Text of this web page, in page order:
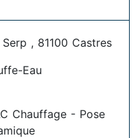
, 81100 Castres
Eau
Chauffage - Pose